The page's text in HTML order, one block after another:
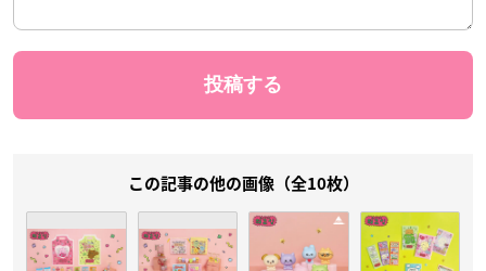
この記事の他の画像（全10枚）